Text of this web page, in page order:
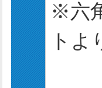
※六
トよ